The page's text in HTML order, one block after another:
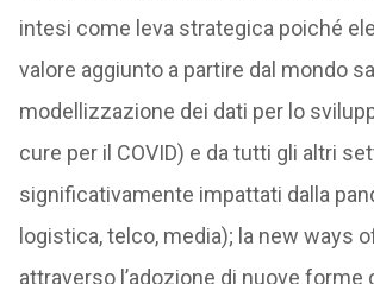
intesi come leva strategica poiché
valore aggiunto a partire dal mondo
modellizzazione dei dati per lo
cure per il COVID) e da tutti gli altri
significativamente impattati dalla
logistica, telco, media); la new ways
attraverso l’adozione di nuove forme